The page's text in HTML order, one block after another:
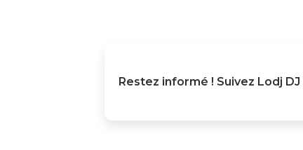
Restez informé ! Suivez Lodj DJ